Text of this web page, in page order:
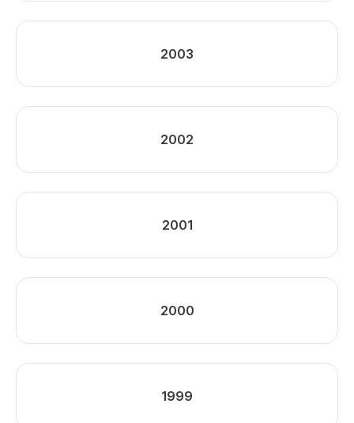
2003
2002
2001
2000
1999